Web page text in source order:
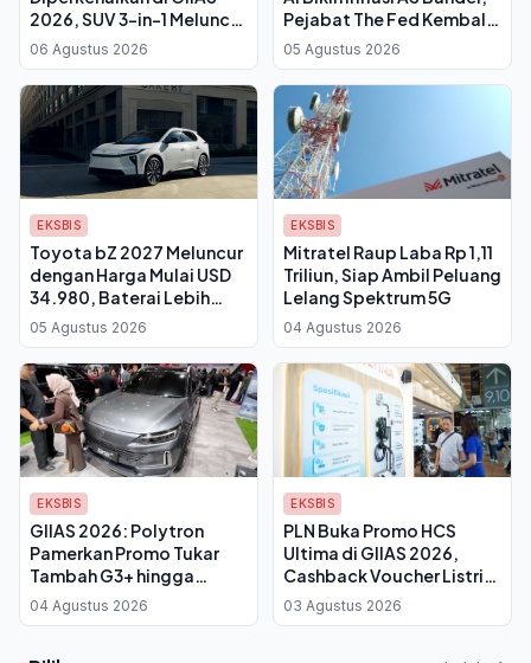
2026, SUV 3-in-1 Meluncur
Q4
06 Agustus 2026
Pejabat The Fed Kembali
Desak Suku Bunga Naik
05 Agustus 2026
EKSBIS
Toyota bZ 2027 Meluncur
dengan Harga Mulai USD
34.980, Baterai Lebih
Besar dan Port NACS
Bawa Jangkauan 314 Mil
05 Agustus 2026
EKSBIS
Mitratel Raup Laba Rp 1,11
Triliun, Siap Ambil Peluang
Lelang Spektrum 5G
04 Agustus 2026
EKSBIS
GIIAS 2026: Polytron
Pamerkan Promo Tukar
Tambah G3+ hingga
Bunga 0 Persen, Vino G.
Bastian Beberkan Alasan
04 Agustus 2026
EKSBIS
PLN Buka Promo HCS
Ultima di GIIAS 2026,
Cashback Voucher Listrik
Capai Rp1,3 Juta
03 Agustus 2026